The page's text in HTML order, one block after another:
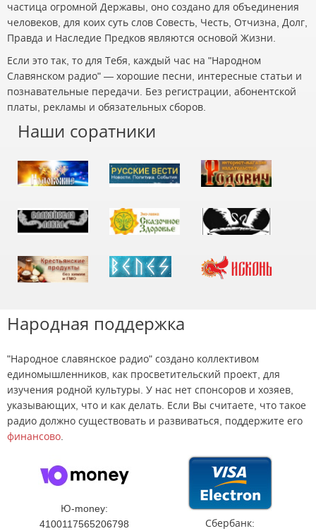
частица огромной Державы, оно создано для объединения
человеков, для коих суть слов Совесть, Честь, Отчизна, Долг,
Правда и Наследие Предков являются основой Жизни.
Если это так, то для Тебя, каждый час на "Народном
Славянском радио" — хорошие песни, интересные статьи и
познавательные передачи. Без регистрации, абонентской
платы, рекламы и обязательных сборов.
Наши соратники
Народная поддержка
"Народное славянское радио" создано коллективом
единомышленников, как просветительский проект, для
изучения родной культуры. У нас нет спонсоров и хозяев,
указывающих, что и как делать. Если Вы считаете, что такое
радио должно существовать и развиваться, поддержите его
финансово.
Ю-money:
4100117565206798
Сбербанк: